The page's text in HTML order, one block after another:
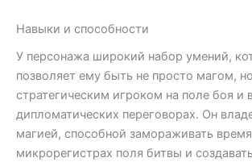
Навыки и способности
У персонажа широкий набор умений,
позволяет ему быть не просто магом,
стратегическим игроком на поле боя и
дипломатических переговорах. Он
магией, способной замораживать
микрорегистрах поля битвы и